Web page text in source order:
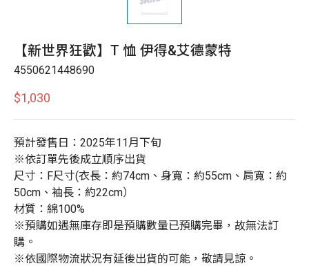
【新世界狂歡】T 恤 伊得&艾德蒙特
4550621448690
$1,030
預計發售日：2025年11月下旬
※依訂單先後成立順序出貨
尺寸：F尺寸(衣長：約74cm、身寬：約55cm、肩寬：約
50cm、袖長：約22cm）
材質：綿100%
※預購如遇無庫存即是預購數量已預購完畢，故無法訂
購。
※依國際物流狀況有延後出貨的可能，敬請見諒。